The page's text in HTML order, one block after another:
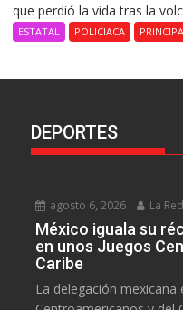
que perdió la vida tras la
ESTATAL POLICIACA
DEPORTES
agosto 6, 2026 La
México iguala su
en unos Juegos
Caribe
La delegación mexicana